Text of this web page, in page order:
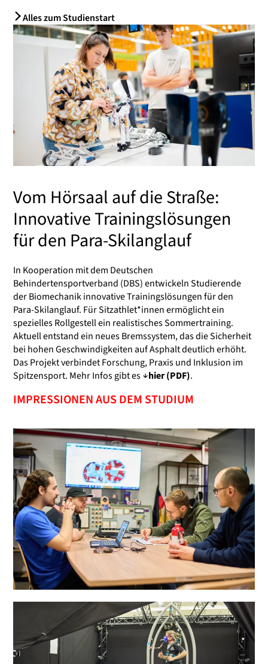
Alles zum Studienstart
Vom Hörsaal auf die Straße:
Innovative Trainingslösungen
für den Para-Skilanglauf
In Kooperation mit dem Deutschen
Behindertensportverband (DBS) entwickeln Studierende
der Biomechanik innovative Trainingslösungen für den
Para-Skilanglauf. Für Sitzathlet*innen ermöglicht ein
spezielles Rollgestell ein realistisches Sommertraining.
Aktuell entstand ein neues Bremssystem, das die Sicherheit
bei hohen Geschwindigkeiten auf Asphalt deutlich erhöht.
Das Projekt verbindet Forschung, Praxis und Inklusion im
Spitzensport. Mehr Infos gibt es
hier (PDF).
IMPRESSIONEN AUS DEM STUDIUM